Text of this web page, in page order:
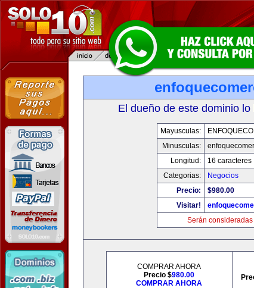
El dueño de este dominio
Mayusculas:
Minusculas:
Longitud:
16 caracteres
Categorias:
Negocios
Precio:
$980.00
Visitar!
Serán consideradas
COMPRAR AHORA
Precio $980.00
COMPRAR AHORA